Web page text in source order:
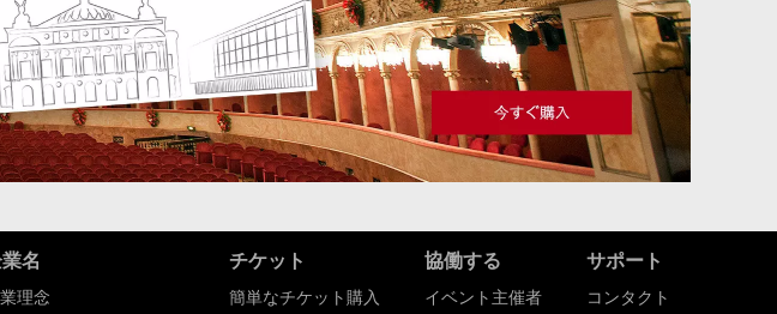
名
理念
チケット
簡単なチケット購入
協働する
イベント主催者
サポート
コンタクト